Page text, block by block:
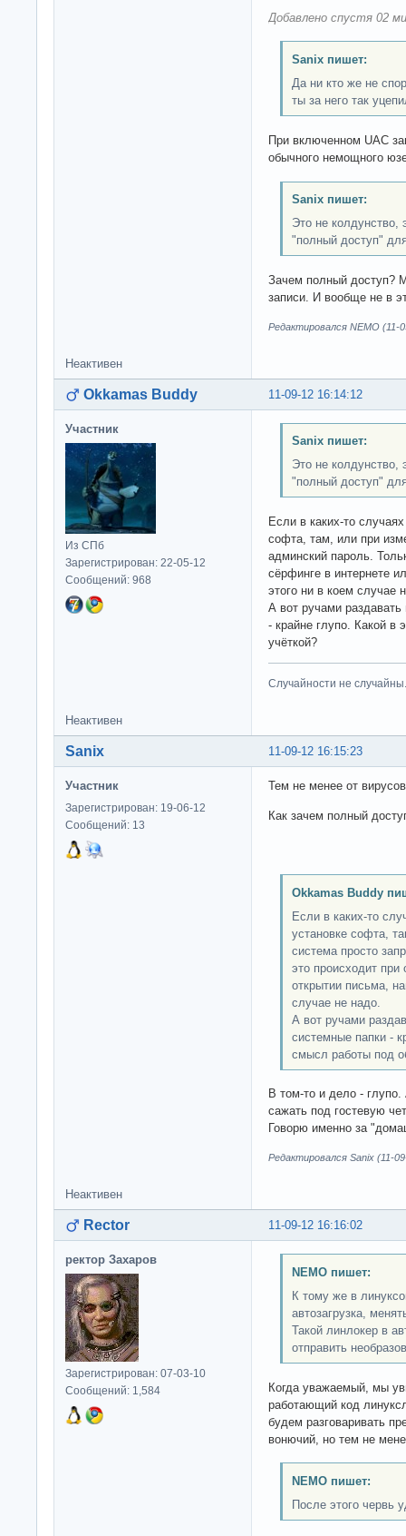
Добавлено спустя 02
Sanix пишет:
Да ни кто же не
ты за него так
При включенном UAC
обычного немощного
Sanix пишет:
Это не колдунство,
"полный доступ"
Зачем полный доступ?
записи. И вообще не в
Редактировался NEMO (11-
Неактивен
11-09-12 16:14:12
Okkamas Buddy
Участник
Из СПб
Зарегистрирован: 22-05-12
Сообщений: 968
Sanix пишет:
Это не колдунство,
"полный доступ"
Если в каких-то
софта, там, или при
админский пароль.
сёрфинге в интернете
этого ни в коем случае
А вот ручами раздавать
- крайне глупо. Какой в
учёткой?
Случайности не случайны.
Неактивен
11-09-12 16:15:23
Sanix
Участник
Зарегистрирован: 19-06-12
Сообщений: 13
Тем не менее от
Как зачем полный
Okkamas Buddy
Если в каких-то
установке софта,
система просто
это происходит
открытии письма,
случае не надо.
А вот ручами
системные папки -
смысл работы под
В том-то и дело -
сажать под гостевую
Говорю именно за
Редактировался Sanix (11-
Неактивен
11-09-12 16:16:02
Rector
ректор Захаров
Зарегистрирован: 07-03-10
Сообщений: 1,584
NEMO пишет:
К тому же в
автозагрузка,
Такой линлокер в
отправить
Когда уважаемый, мы
работающий код
будем разговаривать
вонючий, но тем не
NEMO пишет:
После этого червь